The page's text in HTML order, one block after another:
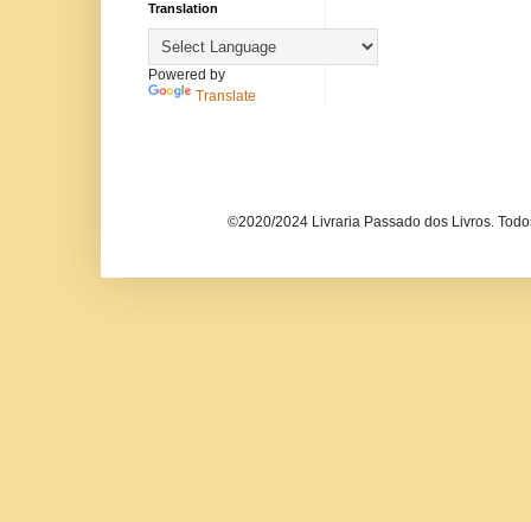
Translation
Powered by
Translate
©2020/2024 Livraria Passado dos Livros.